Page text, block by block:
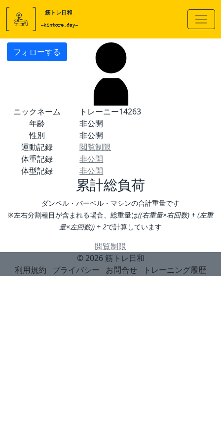
フォローする
ニックネーム
トレーニー14263
年齢
非公開
性別
非公開
運動記録
閲覧制限
体重記録
非公開
体型記録
非公開
累計総負荷
ダンベル・バーベル・マシンの合計重量です
※左右分割種目が含まれる場合、総重量は((右重量×右回数) + (左重
量×左回数)) ÷ 2で計算しています
閲覧制限
© 2026 筋トレ日和
利用規約
プライバシー お問合せ トレーニング履歴